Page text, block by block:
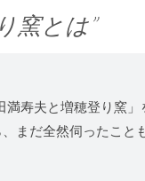
窯とは”
満寿夫と増穂登り窯
まだ全然伺ったこ